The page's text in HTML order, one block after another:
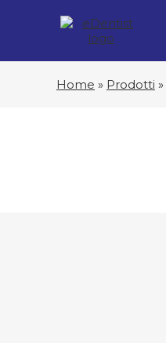
Home » Prodotti »